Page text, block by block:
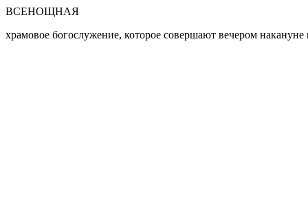
Перейти к основному содержанию
ВСЕНОЩНАЯ
храмовое богослужение, которое совершают вечером